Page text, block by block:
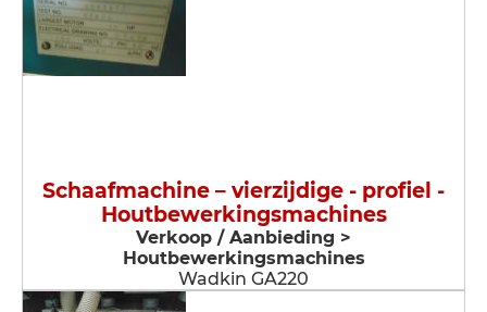
Schaafmachine – vierzijdige - profiel -
Houtbewerkingsmachines
Verkoop / Aanbieding >
Houtbewerkingsmachines
Wadkin GA220